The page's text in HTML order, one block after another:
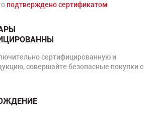
подтверждено сертификатом
сертифицированную и
совершайте безопасные покупки с